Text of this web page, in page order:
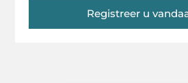
Registreer u